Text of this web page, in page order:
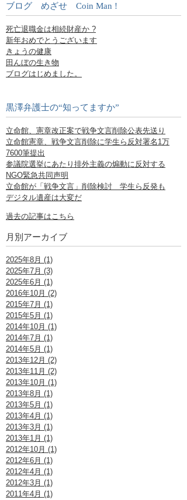
ブログ めざせ Coin Man !
死亡退職金は相続財産か ?
新年おめでとうございます
きょうの健康
田んぼの生き物
ブログはじめました。
黒澤弁護士の“知ってますか”
立命館、憲章改正案で戦争文言削除公表先送り
立命館憲章、戦争文言削除に学生ら反対署名1万
7600筆提出
参議院選挙にあたり排外主義の煽動に反対する
NGO緊急共同声明
立命館が「戦争文言」削除検討 学生ら反発も
デジタル遺産は大変だ
過去の記事はこちら
月別アーカイブ
2025年8月 (1)
2025年7月 (3)
2025年6月 (1)
2016年10月 (2)
2015年7月 (1)
2015年5月 (1)
2014年10月 (1)
2014年7月 (1)
2014年5月 (1)
2013年12月 (2)
2013年11月 (2)
2013年10月 (1)
2013年8月 (1)
2013年5月 (1)
2013年4月 (1)
2013年3月 (1)
2013年1月 (1)
2012年10月 (1)
2012年6月 (1)
2012年4月 (1)
2012年3月 (1)
2011年4月 (1)